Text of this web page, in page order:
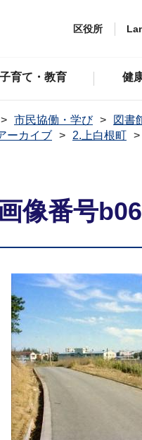
区役所
子育て・教育 健
市民協働・学び 図書
ーカイブ
2.上白根町
像番号